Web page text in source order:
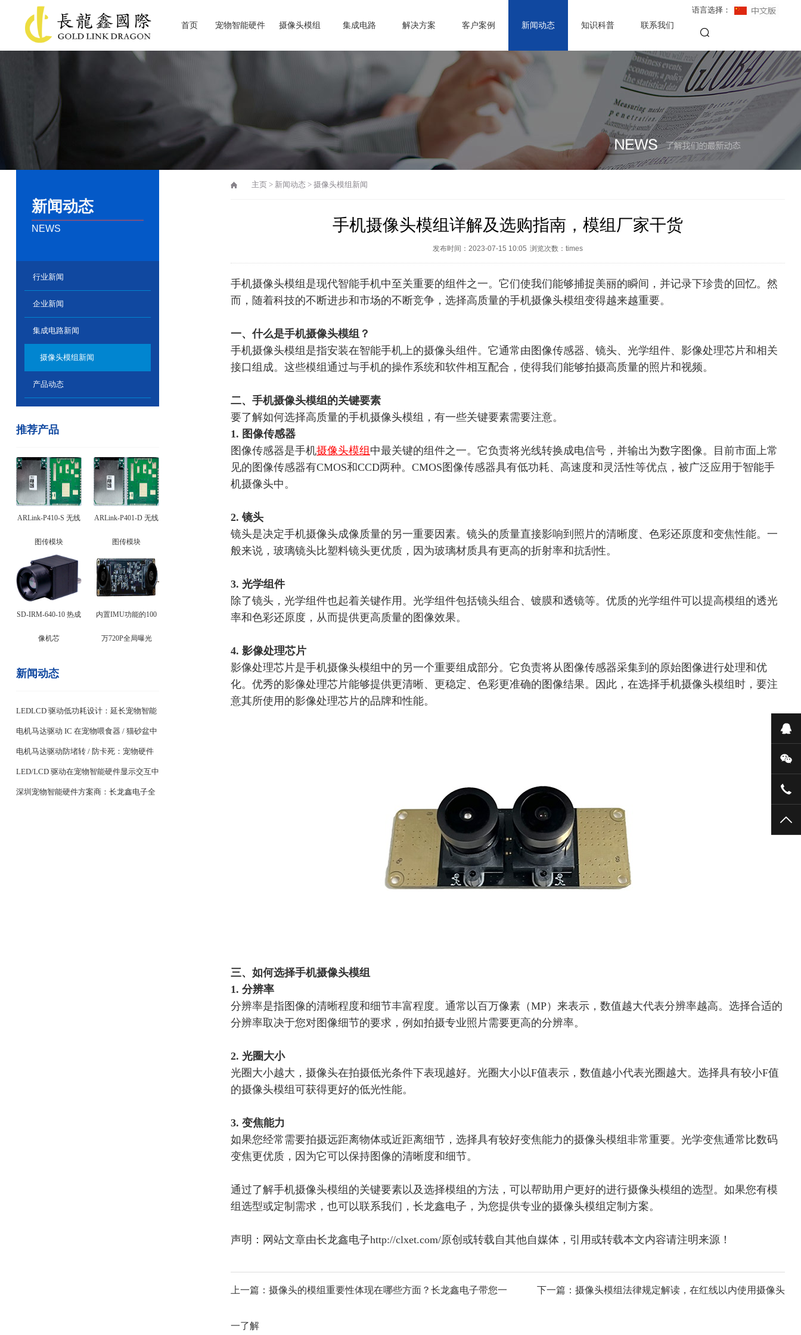
首页 宠物智能硬件 摄像头模组 集成电路 解决方案 客户案例 新闻动态 知识科普 联系我们
语言选择：
新闻动态
NEWS
行业新闻
企业新闻
集成电路新闻
摄像头模组新闻
产品动态
推荐产品
ARLink-P410-S 无线
图传模块
ARLink-P401-D 无线
图传模块
SD-IRM-640-10 热成
像机芯
内置IMU功能的100
万720P全局曝光
新闻动态
LEDLCD 驱动低功耗设计：延长宠物智能
设备续航关键
电机马达驱动 IC 在宠物喂食器 / 猫砂盆中
的稳定控制设计
电机马达驱动防堵转 / 防卡死：宠物硬件
耐用性核心
LED/LCD 驱动在宠物智能硬件显示交互中
的应用
深圳宠物智能硬件方案商：长龙鑫电子全
主页 > 新闻动态 > 摄像头模组新闻
手机摄像头模组详解及选购指南，模组厂家干货
发布时间：2023-07-15 10:05 浏览次数： times
手机摄像头模组是现代智能手机中至关重要的组件之一。它们使我们能够捕捉美丽的瞬间，并记录下珍贵的回忆。然
而，随着科技的不断进步和市场的不断竞争，选择高质量的手机摄像头模组变得越来越重要。
一、什么是手机摄像头模组？
手机摄像头模组是指安装在智能手机上的摄像头组件。它通常由图像传感器、镜头、光学组件、影像处理芯片和相关
接口组成。这些模组通过与手机的操作系统和软件相互配合，使得我们能够拍摄高质量的照片和视频。
二、手机摄像头模组的关键要素
要了解如何选择高质量的手机摄像头模组，有一些关键要素需要注意。
1. 图像传感器
图像传感器是手机摄像头模组 中最关键的组件之一。它负责将光线转换成电信号，并输出为数字图像。目前市面上常
见的图像传感器有CMOS和CCD两种。CMOS图像传感器具有低功耗、高速度和灵活性等优点，被广泛应用于智能手
机摄像头中。
2. 镜头
镜头是决定手机摄像头成像质量的另一重要因素。镜头的质量直接影响到照片的清晰度、色彩还原度和变焦性能。一
般来说，玻璃镜头比塑料镜头更优质，因为玻璃材质具有更高的折射率和抗刮性。
3. 光学组件
除了镜头，光学组件也起着关键作用。光学组件包括镜头组合、镀膜和透镜等。优质的光学组件可以提高模组的透光
率和色彩还原度，从而提供更高质量的图像效果。
4. 影像处理芯片
影像处理芯片是手机摄像头模组中的另一个重要组成部分。它负责将从图像传感器采集到的原始图像进行处理和优
化。优秀的影像处理芯片能够提供更清晰、更稳定、色彩更准确的图像结果。因此，在选择手机摄像头模组时，要注
意其所使用的影像处理芯片的品牌和性能。
三、如何选择手机摄像头模组
1. 分辨率
分辨率是指图像的清晰程度和细节丰富程度。通常以百万像素（MP）来表示，数值越大代表分辨率越高。选择合适的
分辨率取决于您对图像细节的要求，例如拍摄专业照片需要更高的分辨率。
2. 光圈大小
光圈大小越大，摄像头在拍摄低光条件下表现越好。光圈大小以F值表示，数值越小代表光圈越大。选择具有较小F值
的摄像头模组可获得更好的低光性能。
3. 变焦能力
如果您经常需要拍摄远距离物体或近距离细节，选择具有较好变焦能力的摄像头模组非常重要。光学变焦通常比数码
变焦更优质，因为它可以保持图像的清晰度和细节。
通过了解手机摄像头模组的关键要素以及选择模组的方法， 可以帮助用户更好的进行摄像头模组的选型。如果您有模
组选型或定制需求，也可以联系我们，长龙鑫电子，为您提供专业的摄像头模组定制方案。
声明：网站文章由长龙鑫电子http://clxet.com/原创或转载自其他自媒体，引用或转载本文内容请注明来源！
上一篇：摄像头的模组重要性体现在哪些方面？长龙鑫电子带您一
一了解
下一篇：摄像头模组法律规定解读，在红线以内使用摄像头
在
微